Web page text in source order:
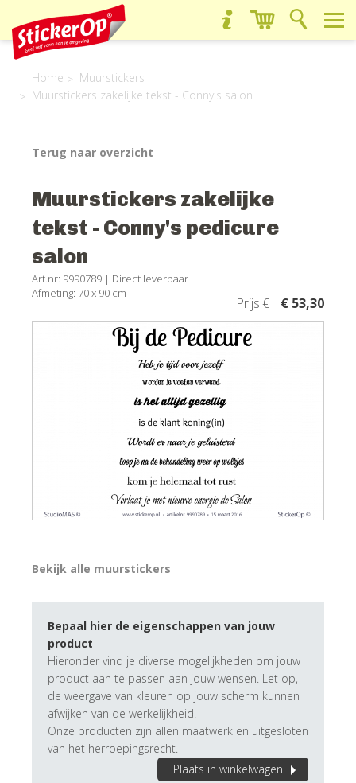
Home
Muurstickers
Muurstickers zakelijke tekst - Conny's salon
Terug naar overzicht
Muurstickers zakelijke
tekst - Conny's pedicure
salon
Art.nr: 9990789 | Direct leverbaar
Afmeting: 70 x 90 cm
Prijs:€ € 53,30
Bekijk alle muurstickers
Bepaal hier de eigenschappen van jouw
product
Hieronder vind je diverse mogelijkheden om jouw
product aan te passen aan jouw wensen. Let op,
de weergave van kleuren op jouw scherm kunnen
afwijken van de werkelijkheid.
Onze producten zijn allen maatwerk en uitgesloten
van het herroepingsrecht.
Plaats in winkelwagen